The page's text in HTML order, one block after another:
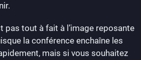
pas tout à fait à l’image reposante
la conférence enchaîne les
mais si vous souhaitez